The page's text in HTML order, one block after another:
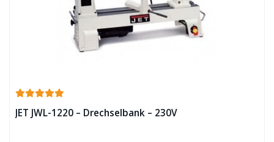
JET JWL-1220 – Drechselbank – 230V